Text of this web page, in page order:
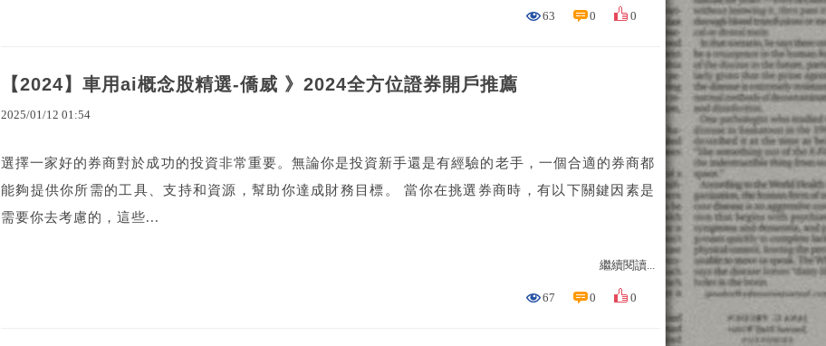
63 0 0
【2024】車用ai概念股精選-僑威 》2024全方位證券開戶推薦
2025/01/12 01:54
選擇一家好的券商對於成功的投資非常重要。無論你是投資新手還是有經驗的老手，一個合適的券商都
能夠提供你所需的工具、支持和資源，幫助你達成財務目標。 當你在挑選券商時，有以下關鍵因素是
需要你去考慮的，這些...
繼續閱讀...
67 0 0